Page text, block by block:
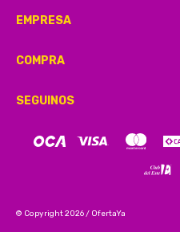
EMPRESA
COMPRA
SEGUINOS
© Copyright 2026 / OfertaYa